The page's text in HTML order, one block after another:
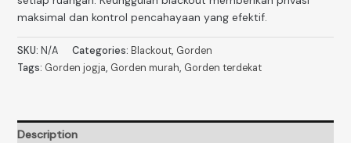
maksimal dan kontrol pencahayaan yang efektif.
SKU: N/A Categories: Blackout, Gorden
Tags: Gorden jogja, Gorden murah, Gorden terdekat
Description